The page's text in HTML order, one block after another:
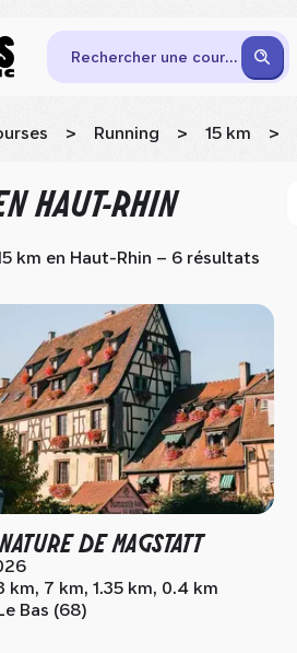
Rechercher une course
> Running > 15 km >
HAUT-RHIN
km en Haut-Rhin – 6 résultats
DE MAGSTATT
km, 7 km, 1.35 km, 0.4 km
Bas (68)